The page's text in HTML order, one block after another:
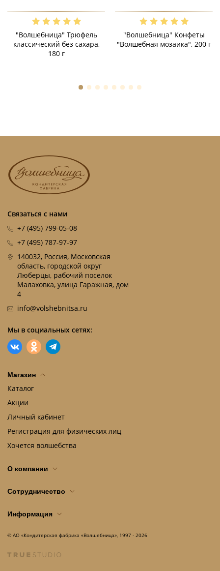
"Волшебница" Трюфель
классический без сахара,
180 г
"Волшебница" Конфеты
"Волшебная мозаика", 200 г
Связаться с нами
+7 (495) 799-05-08
+7 (495) 787-97-97
140032, Россия, Московская
область, городской округ
Люберцы, рабочий поселок
Малаховка, улица Гаражная, дом
4
info@volshebnitsa.ru
Мы в социальных сетях:
Магазин
Каталог
Акции
Личный кабинет
Регистрация для физических лиц
Хочется волшебства
О компании
Сотрудничество
Информация
© АО «Кондитерская фабрика «Волшебница», 1997 - 2026